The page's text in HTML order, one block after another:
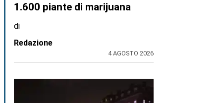
1.600 piante di marijuana
di
Redazione
4 AGOSTO 2026